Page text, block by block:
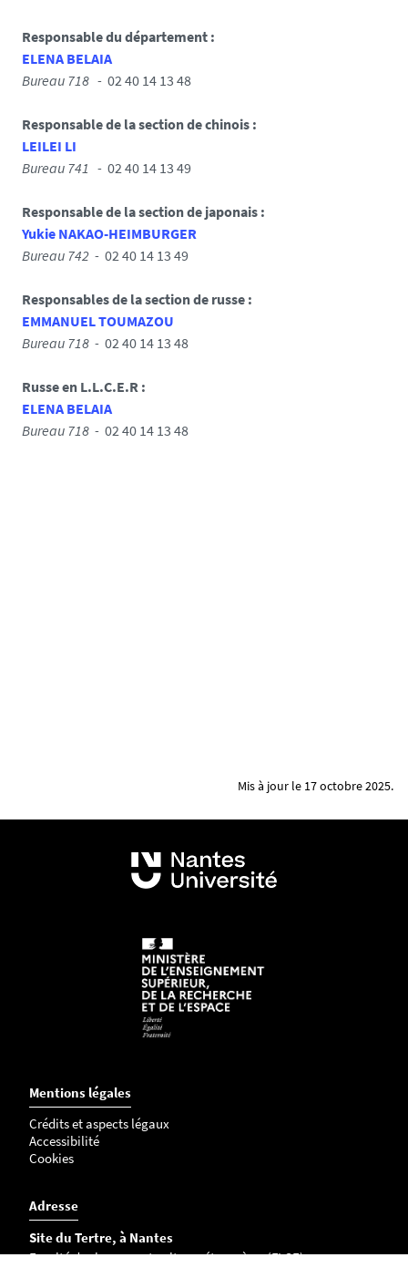
Responsable du département :
ELENA BELAIA
Bureau 718 - 02 40 14 13 48
Responsable de la section de chinois :
LEILEI LI
Bureau 741 - 02 40 14 13 49
Responsable de la section de japonais :
Yukie NAKAO-HEIMBURGER
Bureau 742 - 02 40 14 13 49
Responsables de la section de russe :
EMMANUEL TOUMAZOU
Bureau 718 - 02 40 14 13 48
Russe en L.L.C.E.R :
ELENA BELAIA
Bureau 718 - 02 40 14 13 48
Mis à jour le 17 octobre 2025.
Mentions légales
Crédits et aspects légaux
Accessibilité
Cookies
Adresse
Site du Tertre, à Nantes
Faculté des langues et cultures étrangères (FLCE)